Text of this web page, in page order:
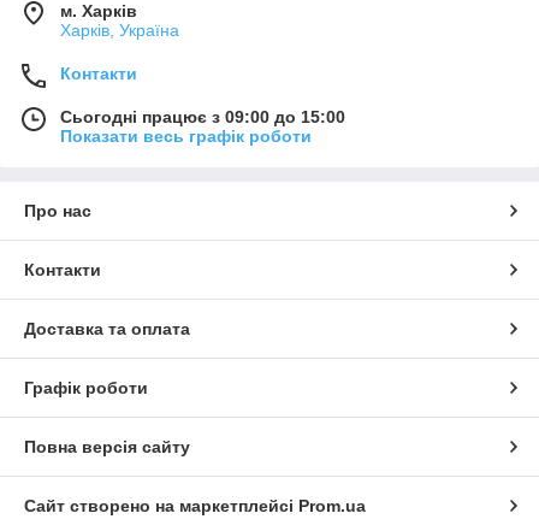
м. Харків
Харків, Україна
Контакти
Сьогодні працює з 09:00 до 15:00
Показати весь графік роботи
Про нас
Контакти
Доставка та оплата
Графік роботи
Повна версія сайту
Сайт створено на маркетплейсі Prom.ua